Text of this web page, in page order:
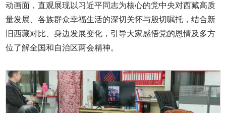
动画面，直观展现以习近平同志为核心的党中央对西藏高质
量发展、各族群众幸福生活的深切关怀与殷切嘱托，结合新
旧西藏对比、身边发展变化，引导大家感悟党的恩情及多方
位了解全国和自治区两会精神。